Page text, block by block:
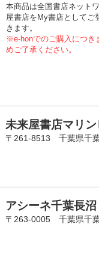
本商品は全国書店ネット
屋書店をMy書店としてご
きます。
※e-honでのご購入につき
めご了承ください。
未来屋書店マリ
〒261-8513 千葉県千
アシーネ千葉長沼
〒263-0005 千葉県千